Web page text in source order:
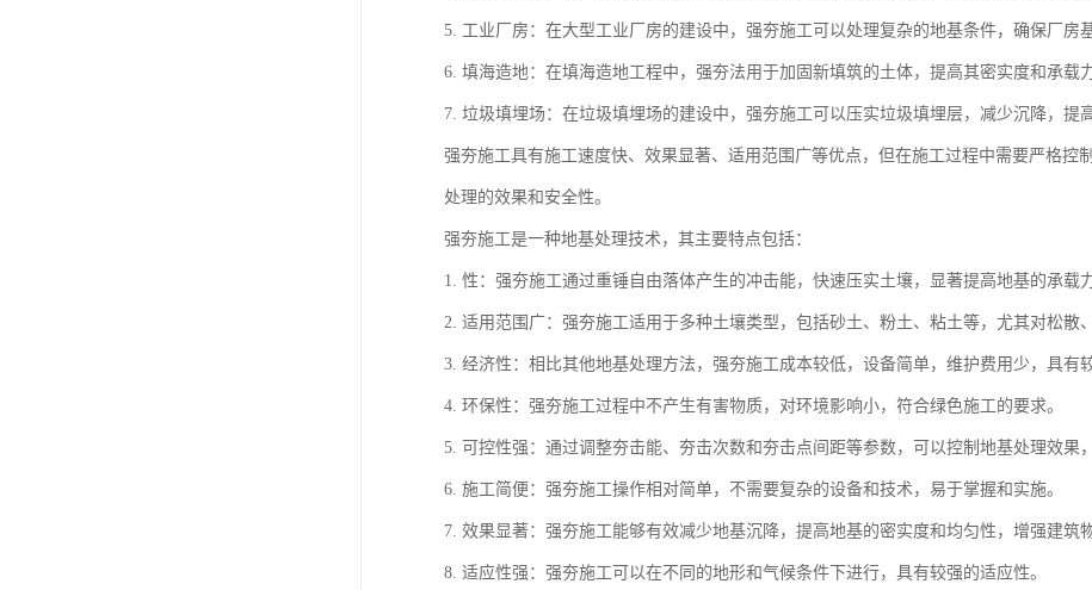
5. 工业厂房：在大型工业厂房的建设中，强夯施工可以处理复杂的地基条件，确保厂房
6. 填海造地：在填海造地工程中，强夯法用于加固新填筑的土体，提高其密实度和承载
7. 垃圾填埋场：在垃圾填埋场的建设中，强夯施工可以压实垃圾填埋层，减少沉降，提
强夯施工具有施工速度快、效果显著、适用范围广等优点，但在施工过程中需要严格控
处理的效果和安全性。
强夯施工是一种地基处理技术，其主要特点包括：
1. 性：强夯施工通过重锤自由落体产生的冲击能，快速压实土壤，显著提高地基的承载
2. 适用范围广：强夯施工适用于多种土壤类型，包括砂土、粉土、粘土等，尤其对松散
3. 经济性：相比其他地基处理方法，强夯施工成本较低，设备简单，维护费用少，具有
4. 环保性：强夯施工过程中不产生有害物质，对环境影响小，符合绿色施工的要求。
5. 可控性强：通过调整夯击能、夯击次数和夯击点间距等参数，可以控制地基处理效果
6. 施工简便：强夯施工操作相对简单，不需要复杂的设备和技术，易于掌握和实施。
7. 效果显著：强夯施工能够有效减少地基沉降，提高地基的密实度和均匀性，增强建筑
8. 适应性强：强夯施工可以在不同的地形和气候条件下进行，具有较强的适应性。